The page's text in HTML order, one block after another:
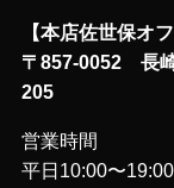
【本店佐世保オフ
〒857-0052 長
205
営業時間
平日10:00〜19:00